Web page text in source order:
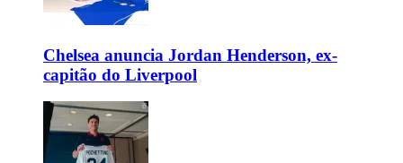
Chelsea anuncia Jordan Henderson, ex-
capitão do Liverpool